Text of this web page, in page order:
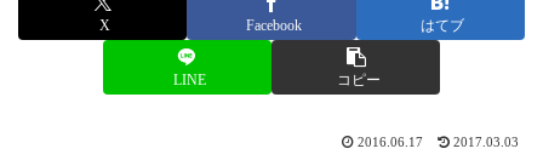
X Facebook はてブ
LINE コピー
2016.06.17 2017.03.03